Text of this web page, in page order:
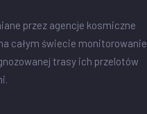
przez agencje kosmiczne
całym świecie monitorowanie
trasy ich przelotów